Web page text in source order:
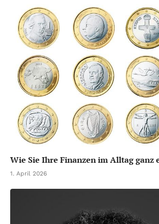
Wie Sie Ihre Finanzen im Alltag ganz
1. April 2026